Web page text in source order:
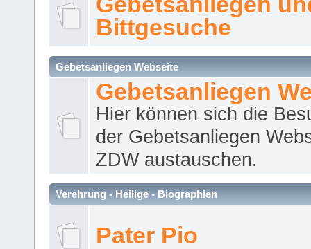
Bittgesuche
Gebetsanliegen Webseite
Gebetsanliegen
Hier können sich die
der Gebetsanliegen
ZDW austauschen.
Verehrung - Heilige - Biographien
Pater Pio